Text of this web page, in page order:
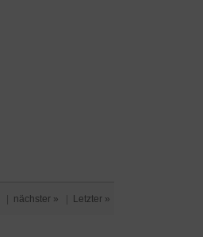
| nächster » | Letzter »